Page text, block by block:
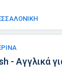
- Αγγλικά